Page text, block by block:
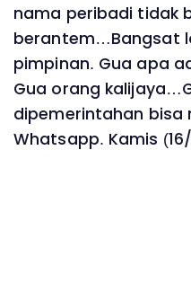
nama peribadi tidak
berantem…Bangsat
pimpinan. Gua apa
Gua orang
dipemerintahan bisa
Whatsapp. Kamis